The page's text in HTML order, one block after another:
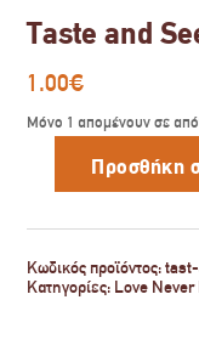
Taste and
1.00€
Μόνο 1 απομένουν σε
and
PSALM
34:8
ποσότητα
Προσθήκη
Κωδικός προϊόντος:
Κατηγορίες: Love